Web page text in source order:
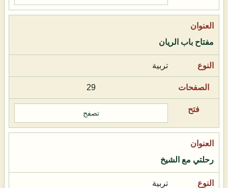
مفتاح باب الريان
تربية
29
تصفح
رحلتي مع الشيخ
تربية